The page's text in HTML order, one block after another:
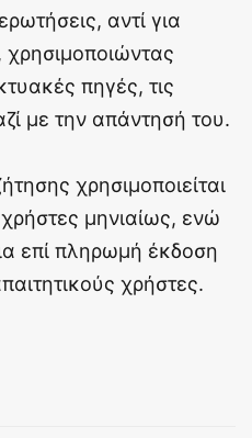
αντί για
πηγές, τις
με την απάντησή του.
χρησιμοποιείται
μηνιαίως, ενώ
επί πληρωμή έκδοση
χρήστες.